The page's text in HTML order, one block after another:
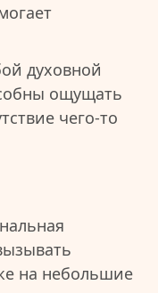
духовной
ощущать
чего-то
на небольшие